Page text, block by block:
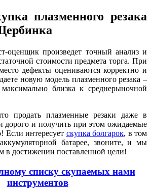
плазменного резака
оценщик произведет точный анализ и
стоимости предмета торга. При
дефекты оцениваются корректно и
новую модель плазменного резака –
близка к среднерыночной
продать плазменные резаки даже в
дорого и получить при этом ожидаемые
Если интересует скупка болгарок, в том
батарее, звоните, и мы
в достижении поставленной цели!
списку скупаемых нами
инструментов